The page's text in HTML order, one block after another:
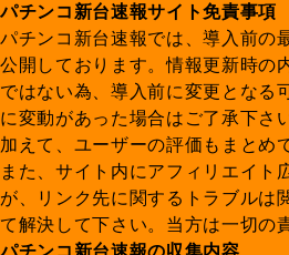
パチンコ新台速報サイト免責事項
パチンコ新台速報では、導入前の
公開しております。情報更新時の
ではない為、導入前に変更となる
に変動があった場合はご了承下さ
加えて、ユーザーの評価もまとめ
また、サイト内にアフィリエイト
が、リンク先に関するトラブルは
て解決して下さい。当方は一切の
パチンコ新台速報の収集内容